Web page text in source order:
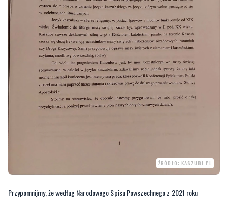
, natomiast używanie tego